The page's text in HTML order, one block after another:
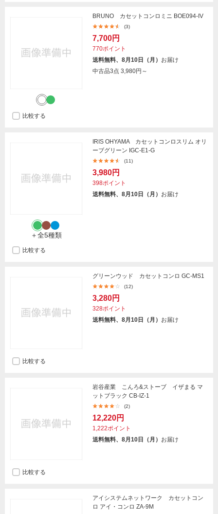
BRUNO カセットコンロミニ BOE094-IV
(3)
7,700円
770ポイント
送料無料、8月10日（月） お届け
中古品3点 3,980円～
比較する
＋全5種類
IRIS OHYAMA カセットコンロスリム オリ
ーブグリーン IGC-E1-G
(11)
3,980円
398ポイント
送料無料、8月10日（月） お届け
比較する
グリーンウッド カセットコンロ GC-MS1
(12)
3,280円
328ポイント
送料無料、8月10日（月） お届け
比較する
岩谷産業 こんろ&ストーブ イザまる マ
ットブラック CB-IZ-1
(2)
12,220円
1,222ポイント
送料無料、8月10日（月） お届け
比較する
アイシステムネットワーク カセットコン
ロ アイ・コンロ ZA-9M